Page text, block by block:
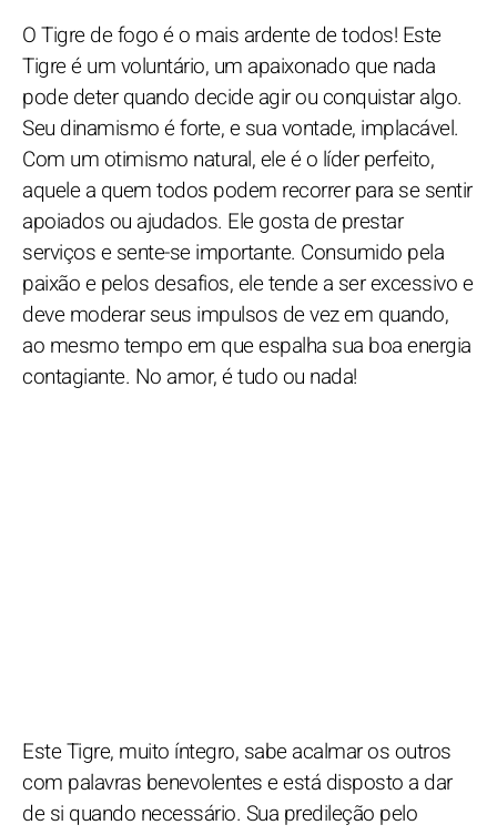
O Tigre de fogo é o mais ardente de todos! Este
Tigre é um voluntário, um apaixonado que nada
pode deter quando decide agir ou conquistar algo.
Seu dinamismo é forte, e sua vontade, implacável.
Com um otimismo natural, ele é o líder perfeito,
aquele a quem todos podem recorrer para se sentir
apoiados ou ajudados. Ele gosta de prestar
serviços e sente-se importante. Consumido pela
paixão e pelos desafios, ele tende a ser excessivo e
deve moderar seus impulsos de vez em quando,
ao mesmo tempo em que espalha sua boa energia
contagiante. No amor, é tudo ou nada!
Este Tigre, muito íntegro, sabe acalmar os outros
com palavras benevolentes e está disposto a dar
de si quando necessário. Sua predileção pelo